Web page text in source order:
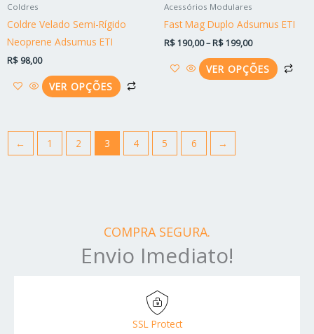
Coldres
Coldre Velado Semi-Rígido
Neoprene Adsumus ETI
R$ 98,00
VER OPÇÕES
Acessórios Modulares
Fast Mag Duplo Adsumus ETI
R$190,00– R$199,00
VER OPÇÕES
← 1 2 3 4 5 6 →
COMPRA SEGURA.
Envio Imediato!
SSL Protect